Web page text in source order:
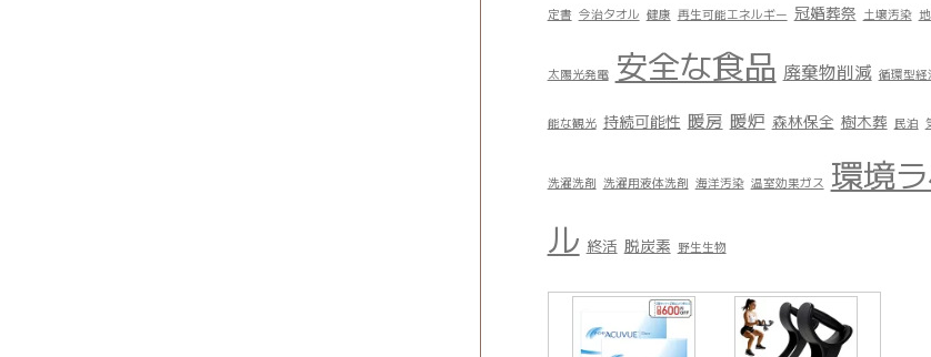
定書 今治タオル 健康 再生可能エネルギー 冠婚葬祭 土壌汚染
太陽光発電 安全な食品 廃棄物削減 循環型経
能な観光 持続可能性 暖房 暖炉 森林保全 樹木葬 民泊
洗濯洗剤 洗濯用液体洗剤 海洋汚染 温室効果ガス 環境
ル 終活 脱炭素 野生生物